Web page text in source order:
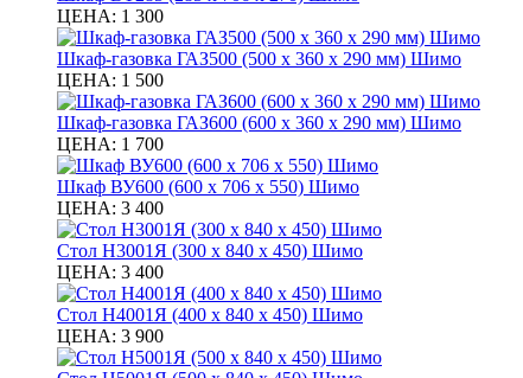
ЦЕНА: 1 300
Шкаф-газовка ГАЗ500 (500 х 360 х 290 мм) Шимо
ЦЕНА: 1 500
Шкаф-газовка ГАЗ600 (600 х 360 х 290 мм) Шимо
ЦЕНА: 1 700
Шкаф ВУ600 (600 х 706 х 550) Шимо
ЦЕНА: 3 400
Стол Н3001Я (300 х 840 х 450) Шимо
ЦЕНА: 3 400
Стол Н4001Я (400 х 840 х 450) Шимо
ЦЕНА: 3 900